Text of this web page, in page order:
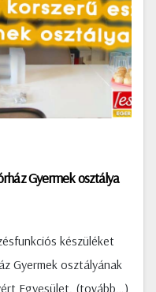
Gyermek osztálya
készüléket
Gyermek osztályának
Egyesület. (tovább…)